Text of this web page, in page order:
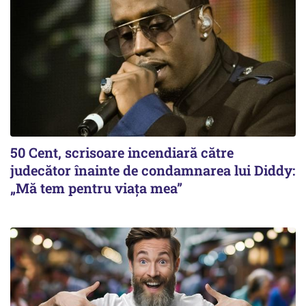
50 Cent, scrisoare incendiară către
judecător înainte de condamnarea lui Diddy:
„Mă tem pentru viața mea”